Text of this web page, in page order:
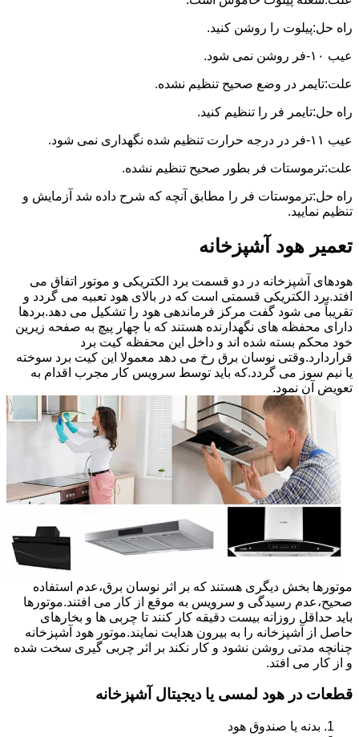
راه حل:پیلوت را روشن کنید.
عیب ۱۰-فر روشن نمی شود.
علت:تایمر در وضع صحیح تنظیم نشده.
راه حل:تایمر فر را تنظیم کنید.
عیب ۱۱-فر در درجه حرارت تنظیم شده نگهداری نمی شود.
علت:ترموستات فر بطور صحیح تنظیم نشده.
راه حل:ترموستات فر را مطابق آنچه که شرح داده شد آزمایش و
تنظیم نمایید.
تعمیر هود آشپزخانه
هودهای آشپزخانه در دو قسمت برد الکتریکی و موتور اتفاق می
افتد.برد الکتریکی قسمتی است که در بالای هود تعبیه می گردد و
تقریباً می شود گفت مرکز فرماندهی هود را تشکیل می دهد.بردها
دارای محفظه های نگهدارنده هستند که با چهار پیچ به صفحه زیرین
خود محکم بسته شده اند و داخل این محفظه کیت برد
قراردارد.وقتی نوسان برق رخ می دهد معمولا این کیت برد سوخته
یا نیم سوز می گردد.که باید توسط سرویس کار مجرب اقدام به
تعویض آن نمود.
موتورها بخش دیگری هستند که بر اثر نوسان برق،عدم استفاده
صحیح،عدم رسیدگی و سرویس به موقع از کار می افتند.موتورها
باید حداقل روزانه بیست دقیقه کار کنند تا چربی ها و بخارهای
حاصل از آشپزخانه را به بیرون هدایت نمایند.موتور هود آشپزخانه
چنانچه مدتی روشن نشود و کار نکند بر اثر چربی گیری سخت شده
و از کار می افتد.
قطعات در هود لمسی یا دیجیتال آشپزخانه
بدنه یا صندوق هود